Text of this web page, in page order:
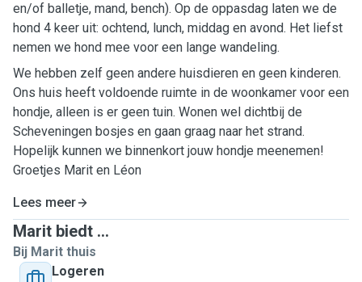
en/of balletje, mand, bench). Op de oppasdag laten we de
hond 4 keer uit: ochtend, lunch, middag en avond. Het liefst
nemen we hond mee voor een lange wandeling.
We hebben zelf geen andere huisdieren en geen kinderen.
Ons huis heeft voldoende ruimte in de woonkamer voor een
hondje, alleen is er geen tuin. Wonen wel dichtbij de
Scheveningen bosjes en gaan graag naar het strand.
Hopelijk kunnen we binnenkort jouw hondje meenemen!
Groetjes Marit en Léon
Lees meer
Marit biedt ...
Bij Marit thuis
Logeren